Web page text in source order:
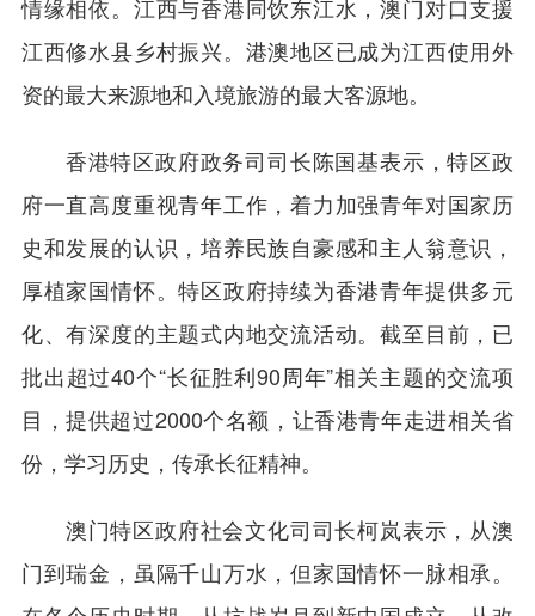
情缘相依。江西与香港同饮东江水，澳门对口支援
江西修水县乡村振兴。港澳地区已成为江西使用外
资的最大来源地和入境旅游的最大客源地。
香港特区政府政务司司长陈国基表示，特区政
府一直高度重视青年工作，着力加强青年对国家历
史和发展的认识，培养民族自豪感和主人翁意识，
厚植家国情怀。特区政府持续为香港青年提供多元
化、有深度的主题式内地交流活动。截至目前，已
批出超过40个“长征胜利90周年”相关主题的交流项
目，提供超过2000个名额，让香港青年走进相关省
份，学习历史，传承长征精神。
澳门特区政府社会文化司司长柯岚表示，从澳
门到瑞金，虽隔千山万水，但家国情怀一脉相承。